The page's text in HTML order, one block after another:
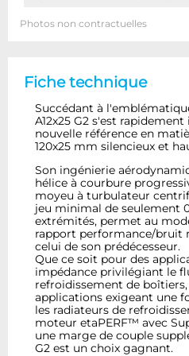
Photos non contractuelles
Fiche technique
Succédant à
A12x25 G2 s'est
nouvelle référence en
120x25 mm silencieux et
Son ingénierie
hélice à courbure
moyeu à turbulateur
jeu minimal de seulement
extrémités, permet au
rapport performance/bruit
celui de son prédécesseur.
Que ce soit pour des
impédance privilégiant le
refroidissement de
applications exigeant une
les radiateurs de
moteur etaPERF™ avec
une marge de couple
G2 est un choix gagnant.